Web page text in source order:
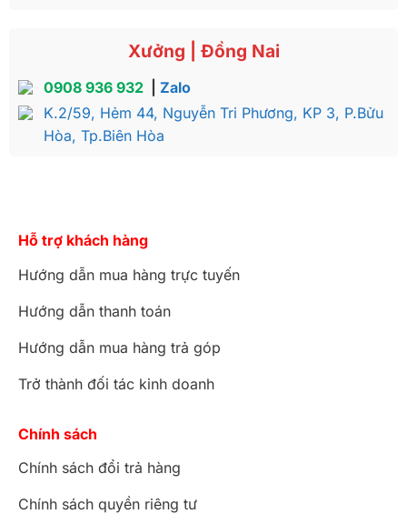
Xưởng | Đồng Nai
0908 936 932
Zalo
K.2/59, Hẻm 44, Nguyễn Tri Phương, KP 3, P.Bửu
Hòa, Tp.Biên Hòa
Hỗ trợ khách hàng
Hướng dẫn mua hàng trực tuyến
Hướng dẫn thanh toán
Hướng dẫn mua hàng trả góp
Trở thành đối tác kinh doanh
Chính sách
Chính sách đổi trả hàng
Chính sách quyền riêng tư